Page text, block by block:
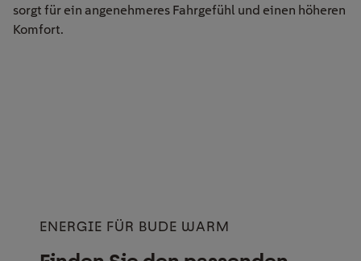
sorgt für ein angenehmeres Fahrgefühl und einen höheren
Komfort.
ENERGIE FÜR BUDE WARM